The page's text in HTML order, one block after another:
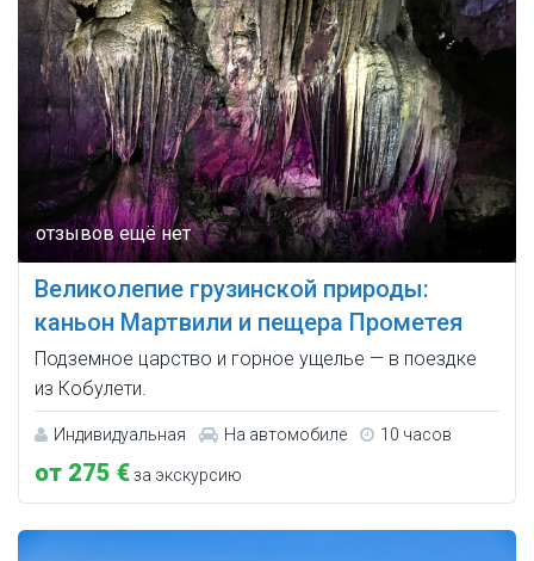
Великолепие грузинской природы:
каньон Мартвили и пещера Прометея
Подземное царство и горное ущелье — в поездке
из Кобулети.
Индивидуальная На автомобиле 10 часов
от 275 €за экскурсию